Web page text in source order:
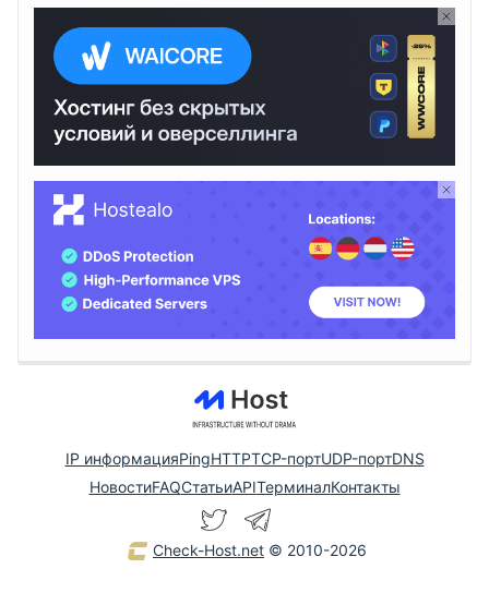
IP информацияPingHTTPTCP-портUDP-портDNS
НовостиFAQСтатьиAPIТерминалКонтакты
Check-Host.net © 2010-2026